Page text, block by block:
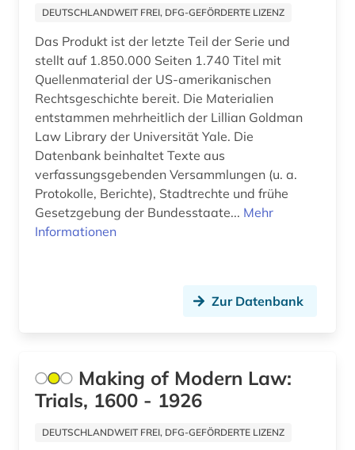
auswanderung (7)
ausweisung (1)
autobiografie (1)
autor (4)
außenpolitik (7)
baden-württemberg (1)
Montenegro (3)
Niederlande (28)
Niedersachsen (14)
Nordamerika (13)
Nordrhein-Westfalen (6)
Norwegen (62)
Oesterreich (36)
Polen (19)
Portugal (3)
Rheinland-Pfalz (5)
DEUTSCHLANDWEIT FREI, DFG-GEFÖRDERTE LIZENZ
Das Produkt ist der letzte Teil der Serie und
stellt auf 1.850.000 Seiten 1.740 Titel mit
Quellenmaterial der US-amerikanischen
Rechtsgeschichte bereit. Die Materialien
entstammen mehrheitlich der Lillian Goldman
Law Library der Universität Yale. Die
Datenbank beinhaltet Texte aus
verfassungsgebenden Versammlungen (u. a.
Protokolle, Berichte), Stadtrechte und frühe
Gesetzgebung der Bundesstaate... Mehr
Informationen
Zur Datenbank
Making of Modern Law:
Trials, 1600 - 1926
DEUTSCHLANDWEIT FREI, DFG-GEFÖRDERTE LIZENZ